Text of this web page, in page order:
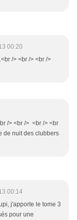
00:20
/> <br /> <br />
/> <br /> <br /> <br
de nuit des clubbers
00:14
j'apporte le tome 3
pour une